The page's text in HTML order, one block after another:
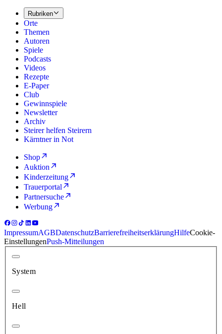
Rubriken
Orte
Themen
Autoren
Spiele
Podcasts
Videos
Rezepte
E-Paper
Club
Gewinnspiele
Newsletter
Archiv
Steirer helfen Steirern
Kärntner in Not
Shop
Auktion
Kinderzeitung
Trauerportal
Partnersuche
Werbung
ImpressumAGBDatenschutzBarrierefreiheitserklärungHilfeCookie-
EinstellungenPush-Mitteilungen
System
Hell